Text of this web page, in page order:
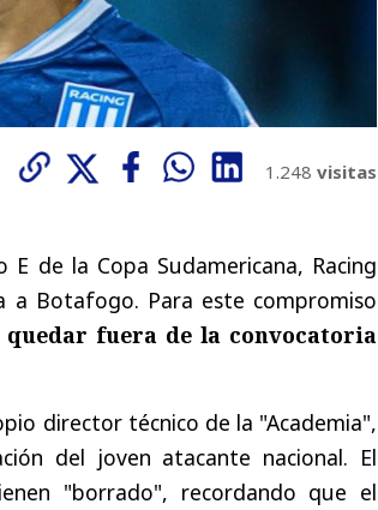
1.248 visitas
de la Copa Sudamericana, Racing
a Botafogo. Para este compromiso
fuera de la convocatoria
director técnico de la "Academia",
del joven atacante nacional. El
"borrado", recordando que el